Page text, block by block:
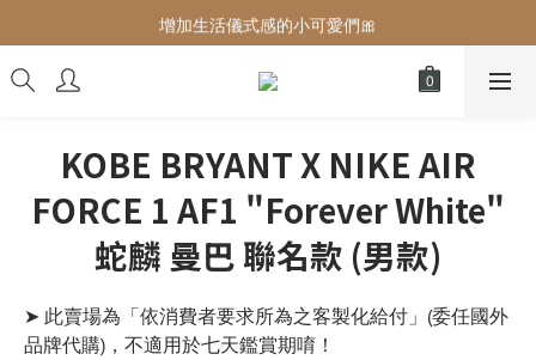
增加生活儀式感的小可愛們🎀
增加生活儀式感的小可愛們🎀
最後現貨‼️這價格不需要再解釋🔥
KOBE BRYANT X NIKE AIR
FORCE 1 AF1 "Forever White"
蛇麟 曼巴 聯名款 (男款)
➤ 此賣場為「依消費者要求所為之客製化給付」(委任國外
品牌代購)，不適用於七天鑑賞期唷！